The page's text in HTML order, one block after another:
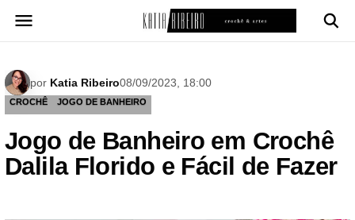
para
por Katia Ribeiro08/09/2023, 18:00
CROCHÊ JOGO DE BANHEIRO
Jogo de Banheiro em Crochê
Dalila Florido e Fácil de Fazer